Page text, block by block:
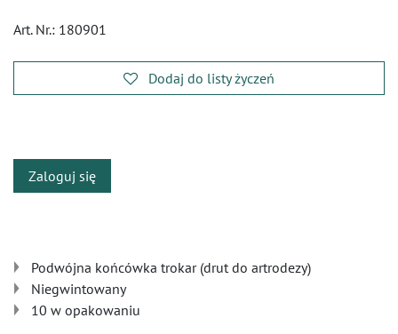
Art. Nr.: 180901
Dodaj do listy życzeń
Zaloguj się
Podwójna końcówka trokar (drut do artrodezy)
Niegwintowany
10 w opakowaniu